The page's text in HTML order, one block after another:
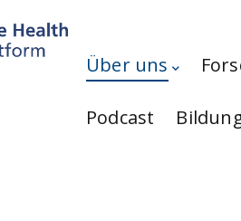
Über uns
Podcast